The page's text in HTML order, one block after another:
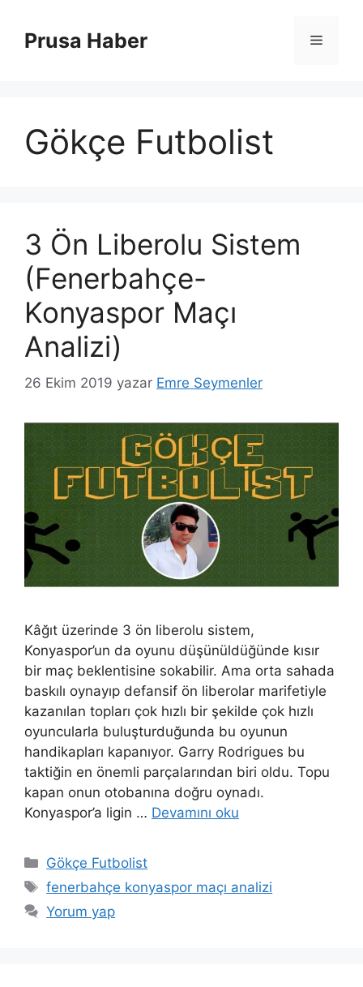
Prusa Haber Menü
Gökçe Futbolist
3 Ön Liberolu Sistem
(Fenerbahçe-
Konyaspor Maçı
Analizi)
26 Ekim 2019 yazar Emre Seymenler
Kâğıt üzerinde 3 ön liberolu sistem,
Konyaspor’un da oyunu düşünüldüğünde kısır
bir maç beklentisine sokabilir. Ama orta sahada
baskılı oynayıp defansif ön liberolar marifetiyle
kazanılan topları çok hızlı bir şekilde çok hızlı
oyuncularla buluşturduğunda bu oyunun
handikapları kapanıyor. Garry Rodrigues bu
taktiğin en önemli parçalarından biri oldu. Topu
kapan onun otobanına doğru oynadı.
Konyaspor’a ligin … Devamını oku
Kategoriler
Gökçe Futbolist
Etiketler
fenerbahçe konyaspor maçı analizi
Yorum yap